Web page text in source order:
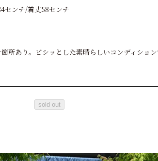
センチ/着丈58センチ
所あり。ビシッとした素晴らしいコンディショ
sold out